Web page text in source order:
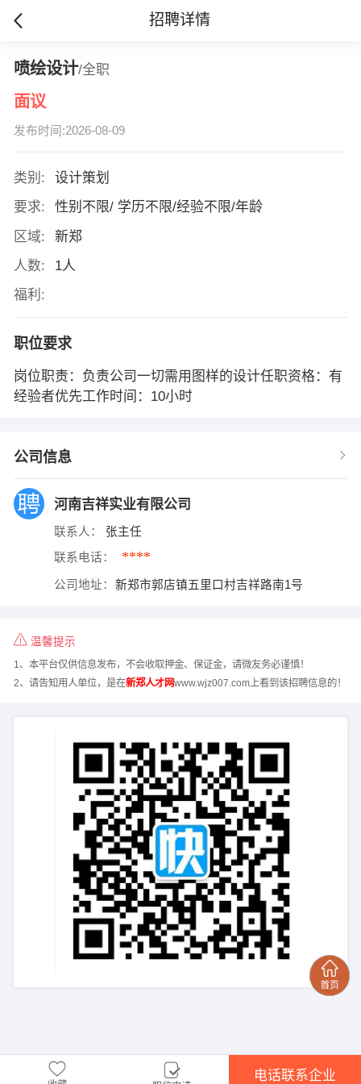
招聘详情
喷绘设计/全职
面议
发布时间:2026-08-09
类别:
设计策划
要求:
性别不限/ 学历不限/经验不限/年龄
区域:
新郑
人数:
1人
福利:
职位要求
岗位职责：负责公司一切需用图样的设计任职资格：有
经验者优先工作时间：10小时
公司信息
河南吉祥实业有限公司
联系人： 张主任
联系电话： ****
公司地址： 新郑市郭店镇五里口村吉祥路南1号
温馨提示
1、本平台仅供信息发布，不会收取押金、保证金，请微友务必谨慎！
2、请告知用人单位，是在新郑人才网www.wjz007.com上看到该招聘信息的！
电话联系企业